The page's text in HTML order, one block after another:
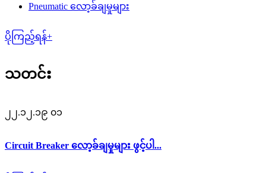
Pneumatic လော့ခ်ချမှုများ
ပိုကြည့်ရန်+
သတင်း
၂၂.၁၂.၁၉ ၀၁
Circuit Breaker လော့ခ်ချမှုများ ဖွင့်ပါ...